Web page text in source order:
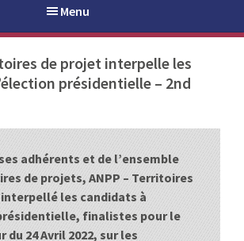
c
h
:
Menu
PAYS / PETR
ANPP
RENCONTRES
PUBLICATIONS
de projet interpelle les
présidentielle – 2nd
adhérents et de l’ensemble
de projets, ANPP – Territoires
les candidats à
finalistes pour le
du 24 Avril 2022, sur les